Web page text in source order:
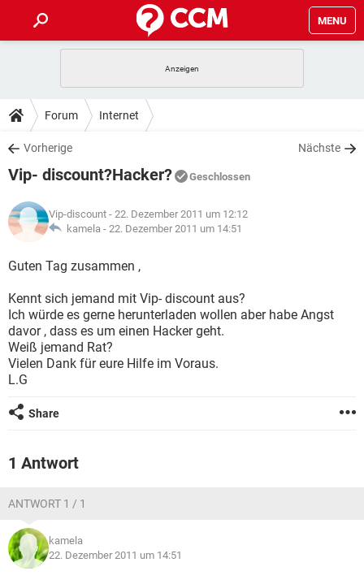
MENU
ANDROID
WINDOWS 10
WHATSAPP TIKTOK
FACEBOOK
TIPPS & TRICKS
SPIELE
WHATSAPP TIKTOK
DOWNLOADS
SPIELE STREAMING
ANDROID
WINDOWS 10 INSTAGRAM
WHATSAPP
FORUM
SPIELE STREAMING
WINDOWS 10
WHATSAPP TIKTOK
FACEBOOK HARDWARE
LEXIKON
SPIELE
WINDOWS 10 INSTAGRAM
WHATSAPP TIKTOK
FACEBOOK HARDWARE
Forum Internet
Vorherige Nächste
Vip- discount?Hacker? Geschlossen
Vip-discount - 22. Dezember 2011 um 12:12
kamela - 22. Dezember 2011 um 14:51
Guten Tag zusammen ,
Kennt sich jemand mit Vip- discount aus?
Ich würde es gerne herunterladen wollen aber habe Angst
davor , dass es um einen Hacker geht.
Weiß jemand Rat?
Vielen Dank für eure Hilfe im Voraus.
L.G
Share
1 Antwort
ANTWORT 1 / 1
kamela
22. Dezember 2011 um 14:51